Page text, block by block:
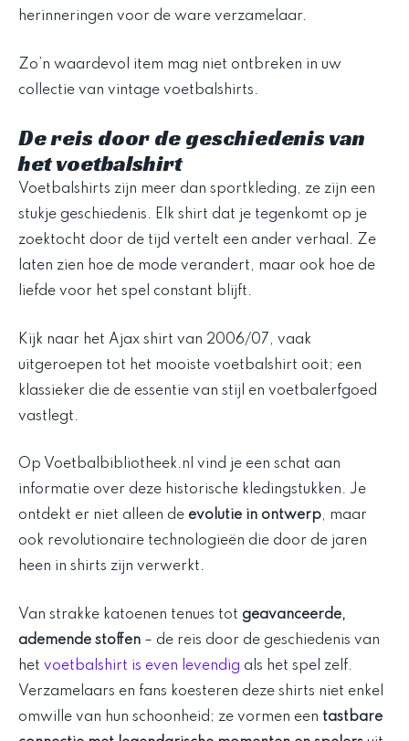
herinneringen voor de ware verzamelaar.
Zo’n waardevol item mag niet ontbreken in uw
collectie van vintage voetbalshirts.
De reis door de geschiedenis van
het voetbalshirt
Voetbalshirts zijn meer dan sportkleding, ze zijn een
stukje geschiedenis. Elk shirt dat je tegenkomt op je
zoektocht door de tijd vertelt een ander verhaal. Ze
laten zien hoe de mode verandert, maar ook hoe de
liefde voor het spel constant blijft.
Kijk naar het Ajax shirt van 2006/07, vaak
uitgeroepen tot het mooiste voetbalshirt ooit; een
klassieker die de essentie van stijl en voetbalerfgoed
vastlegt.
Op Voetbalbibliotheek.nl vind je een schat aan
informatie over deze historische kledingstukken. Je
ontdekt er niet alleen de evolutie in ontwerp, maar
ook revolutionaire technologieën die door de jaren
heen in shirts zijn verwerkt.
Van strakke katoenen tenues tot geavanceerde,
ademende stoffen – de reis door de geschiedenis van
het voetbalshirt is even levendig als het spel zelf.
Verzamelaars en fans koesteren deze shirts niet enkel
omwille van hun schoonheid; ze vormen een tastbare